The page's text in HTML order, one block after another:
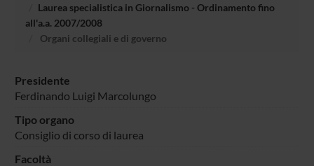
Laurea specialistica in Giornalismo - Ordinamento fino
all'a.a. 2007/2008
Organi collegiali e di governo
Presidente
Ferdinando Luigi Marcolungo
Tipo organo
Consiglio di corso di laurea
Facoltà